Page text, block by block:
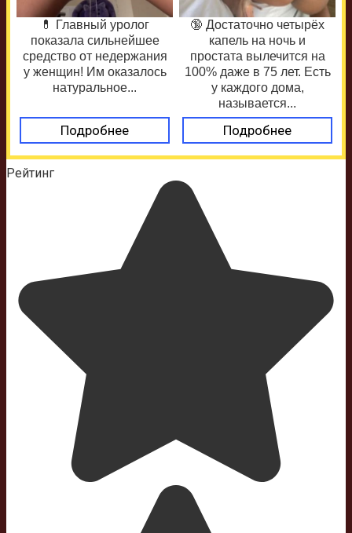
💊 Главный уролог
показала сильнейшее
средство от недержания
у женщин! Им оказалось
натуральное...
Подробнее
🔞 Достаточно четырёх
капель на ночь и
простата вылечится на
100% даже в 75 лет. Есть
у каждого дома,
называется...
Подробнее
Рейтинг